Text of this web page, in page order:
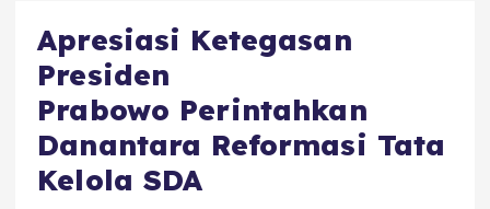
Apresiasi Ketegasan
Presiden
Prabowo Perintahkan
Danantara Reformasi Tata
Kelola SDA